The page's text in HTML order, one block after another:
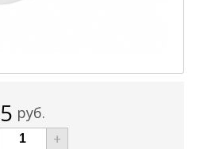
5 руб.
+